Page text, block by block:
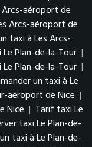
aéroport de
Arcs-aéroport de
taxi à Les Arcs-
Le Plan-de-la-Tour |
Plan-de-la-Tour |
un taxi à Le
aéroport de Nice |
Nice | Tarif taxi Le
taxi Le Plan-de-
taxi à Le Plan-de-